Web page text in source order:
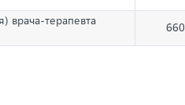
врача-терапевта
660